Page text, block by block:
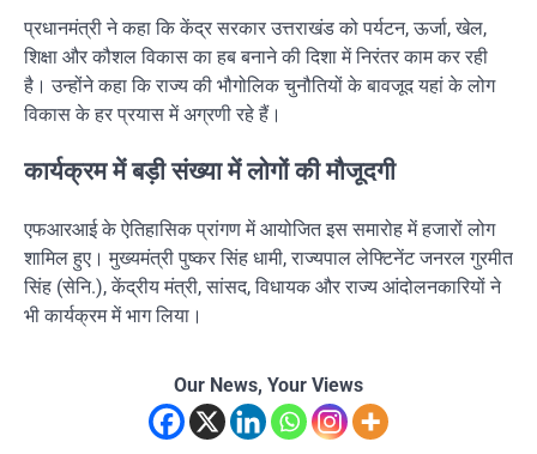
प्रधानमंत्री ने कहा कि केंद्र सरकार उत्तराखंड को पर्यटन, ऊर्जा, खेल,
शिक्षा और कौशल विकास का हब बनाने की दिशा में निरंतर काम कर रही
है। उन्होंने कहा कि राज्य की भौगोलिक चुनौतियों के बावजूद यहां के लोग
विकास के हर प्रयास में अग्रणी रहे हैं।
कार्यक्रम में बड़ी संख्या में लोगों की मौजूदगी
एफआरआई के ऐतिहासिक प्रांगण में आयोजित इस समारोह में हजारों लोग
शामिल हुए। मुख्यमंत्री पुष्कर सिंह धामी, राज्यपाल लेफ्टिनेंट जनरल गुरमीत
सिंह (सेनि.), केंद्रीय मंत्री, सांसद, विधायक और राज्य आंदोलनकारियों ने
भी कार्यक्रम में भाग लिया।
Our News, Your Views